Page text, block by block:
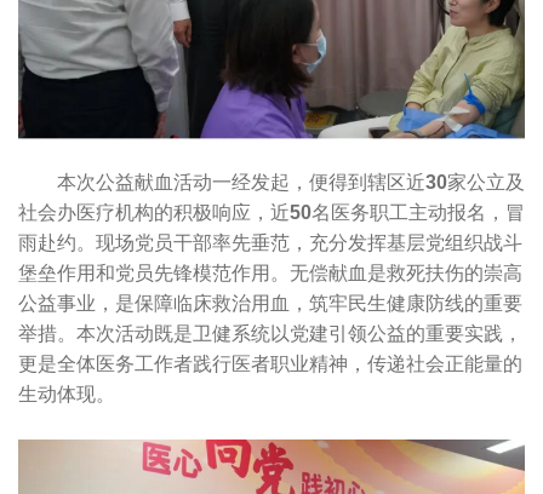
本次公益献血活动一经发起，便得到辖区近30家公立及
社会办医疗机构的积极响应，近50名医务职工主动报名，冒
雨赴约。现场党员干部率先垂范，充分发挥基层党组织战斗
堡垒作用和党员先锋模范作用。无偿献血是救死扶伤的崇高
公益事业，是保障临床救治用血，筑牢民生健康防线的重要
举措。本次活动既是卫健系统以党建引领公益的重要实践，
更是全体医务工作者践行医者职业精神，传递社会正能量的
生动体现。